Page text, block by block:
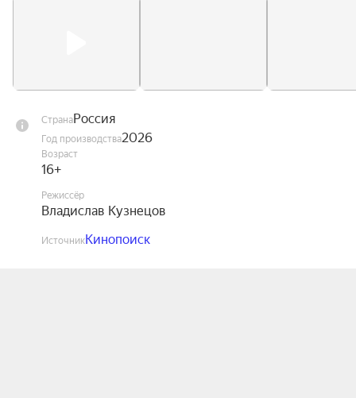
способность доверять миру и жить полноценной
СтранаРоссия
Год производства2026
Возраст
16+
Режиссёр
Владислав Кузнецов
ИсточникКинопоиск